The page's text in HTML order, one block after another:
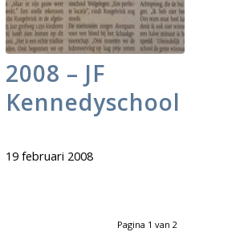
2008 – JF
Kennedyschool
19 februari 2008
Pagina 1 van 2